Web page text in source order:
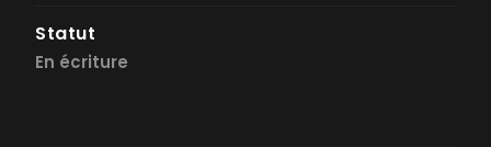
Statut
En écriture